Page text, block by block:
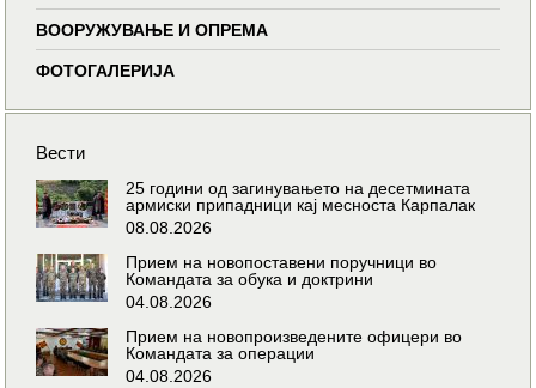
ВООРУЖУВАЊЕ И ОПРЕМА
ФОТОГАЛЕРИЈА
Вести
25 години од загинувањето на десетмината
армиски припадници кај месноста Карпалак
08.08.2026
Прием на новопоставени поручници во
Командата за обука и доктрини
04.08.2026
Прием на новопроизведените офицери во
Командата за операции
04.08.2026